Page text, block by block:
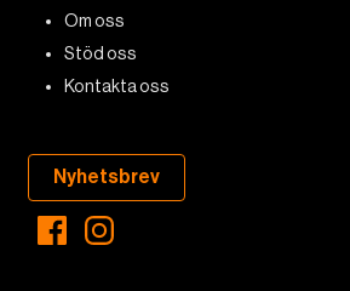
Om oss
Stöd oss
Kontakta oss
Nyhetsbrev